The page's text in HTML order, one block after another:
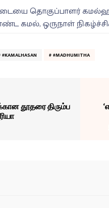
தொகுப்பாளர்
கமல், ஒருநாள்
#KAMALHASAN #MADHUMITHA
தூதரை திரும்ப